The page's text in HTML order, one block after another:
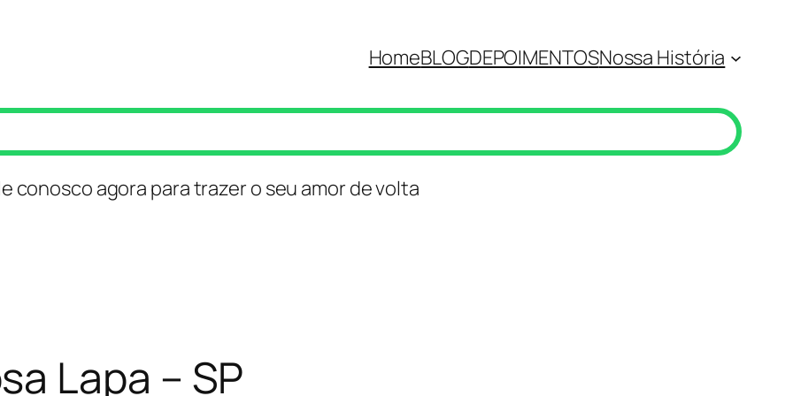
HomeBLOGDEPOIMENTOSNossa História
conosco agora para trazer o seu amor de volta
Lapa – SP